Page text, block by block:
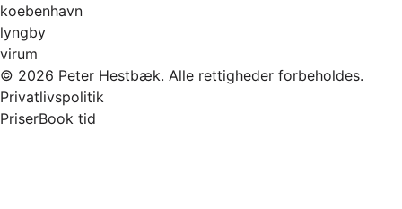
koebenhavn
lyngby
virum
© 2026 Peter Hestbæk. Alle rettigheder forbeholdes.
Privatlivspolitik
PriserBook tid